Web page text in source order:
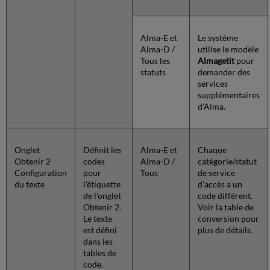
Alma-E et
Alma-D /
Tous les
statuts
Le système
utilise le modèle
Almagetitpour
demander des
services
supplémentaires
d'Alma.
Onglet
Obtenir 2
Configuration
du texte
Définit les
codes
pour
l'étiquette
de l'onglet
Obtenir 2.
Le texte
est défini
dans les
tables de
code.
Alma-E et
Alma-D /
Tous
Chaque
catégorie/statut
de service
d'accès a un
code différent.
Voir la table de
conversion pour
plus de détails.